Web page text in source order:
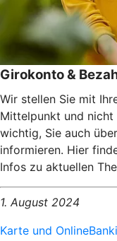
Girokonto &
Wir stellen Sie mit
Mittelpunkt und nicht
wichtig, Sie auch
informieren. Hier
Infos zu aktuellen
1. August 2024
Karte und